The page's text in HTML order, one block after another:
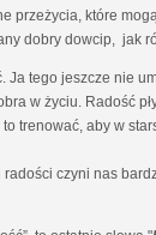
przeżycia, które
dobry dowcip, jak
Ja tego jeszcze nie
w życiu. Radość
trenować, aby w
czyni nas